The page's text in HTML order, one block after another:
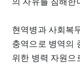
의 자유를 침해한
현역병과 사회복
충역으로 병역의
위한 병력 자원으